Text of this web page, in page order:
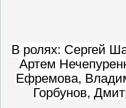
В ролях: Сергей
Артем
Ефремова,
Горбунов,